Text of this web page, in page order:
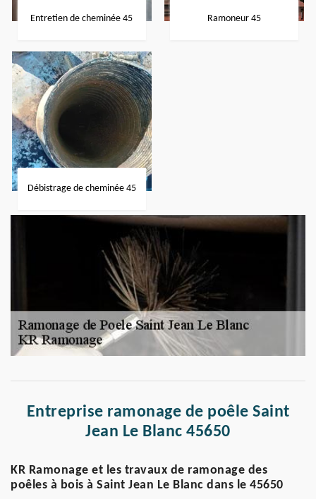
Entretien de cheminée 45 Ramoneur 45
Débistrage de cheminée 45
Entreprise ramonage de poêle Saint
Jean Le Blanc 45650
KR Ramonage et les travaux de ramonage des
poêles à bois à Saint Jean Le Blanc dans le 45650